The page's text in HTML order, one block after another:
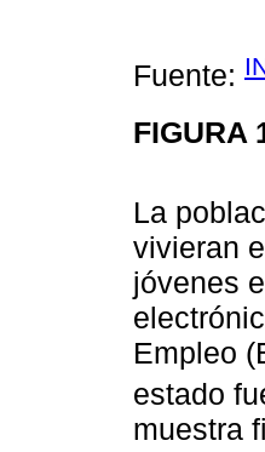
Fuente:
FIGURA
La
vivieran
jóvenes
Empleo
estado
muestra